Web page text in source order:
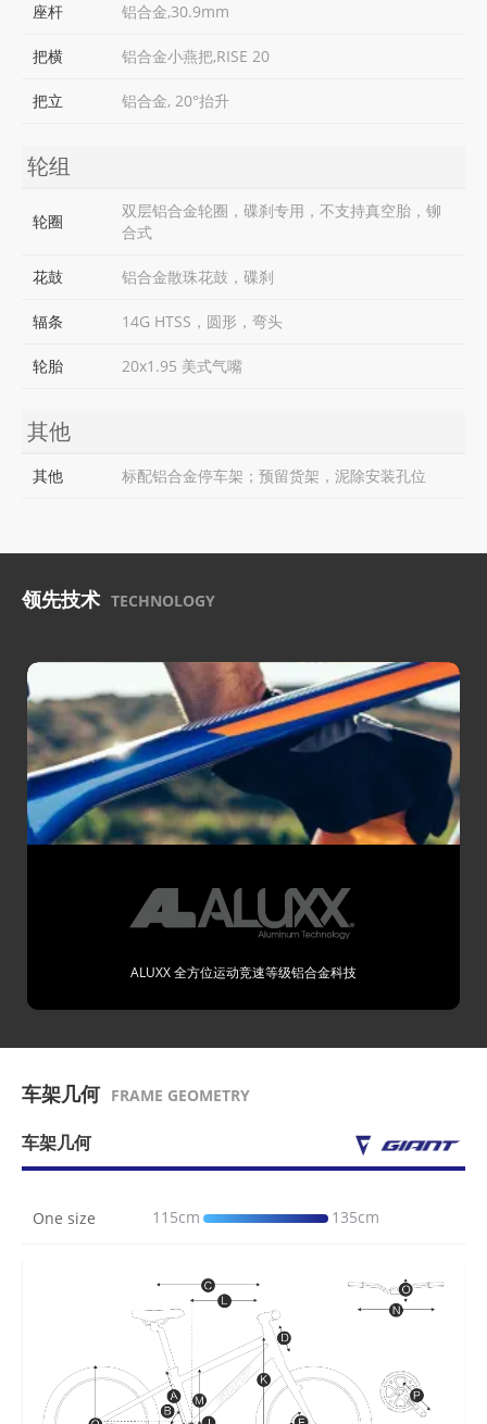
座杆 铝合金,30.9mm
把横 铝合金小燕把,RISE 20
把立 铝合金, 20°抬升
轮组
轮圈
双层铝合金轮圈，碟刹专用，不支持真空胎，铆
合式
花鼓 铝合金散珠花鼓，碟刹
辐条 14G HTSS，圆形，弯头
轮胎 20x1.95 美式气嘴
其他
其他 标配铝合金停车架；预留货架，泥除安装孔位
领先技术 TECHNOLOGY
ALUXX 全方位运动竞速等级铝合金科技
车架几何 FRAME GEOMETRY
车架几何
One size 115cm 135cm